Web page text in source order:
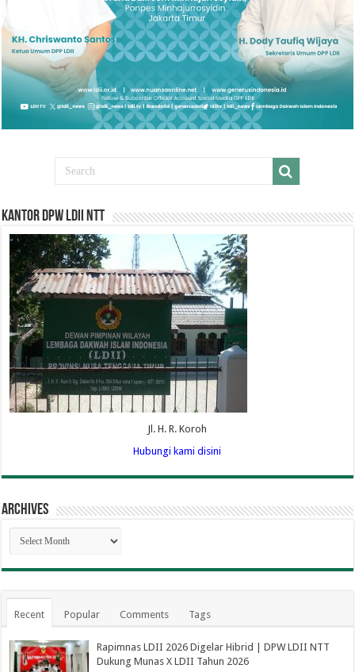
Kantor DPW LDII NTT
Jl. H. R. Koroh
Hubungi kami disini
Archives
Archives
Recent Popular Comments Tags
Rapimnas LDII 2026 Digelar Hibrid | DPW LDII NTT
Dukung Munas X LDII Tahun 2026